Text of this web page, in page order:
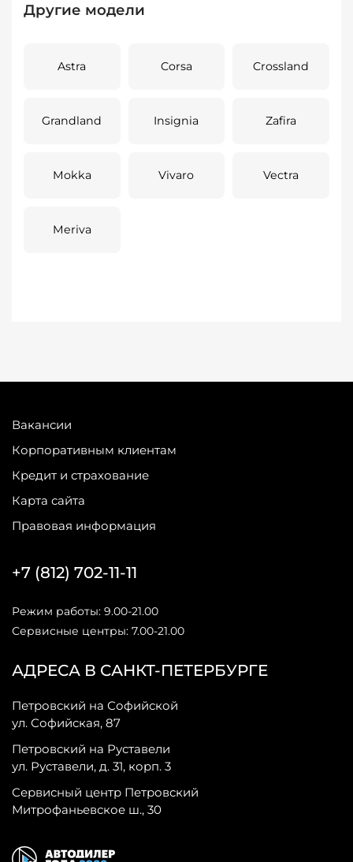
Другие модели
Astra Corsa Crossland
Grandland Insignia Zafira
Mokka Vivaro Vectra
Meriva
Вакансии
Корпоративным клиентам
Кредит и страхование
Карта сайта
Правовая информация
АДРЕСА В САНКТ-ПЕТЕРБУРГЕ
Петровский на Софийской
ул. Софийская, 87
Петровский на Руставели
ул. Руставели, д. 31, корп. 3
Сервисный центр Петровский
Митрофаньевское ш., 30
+7 (812) 702-11-11
Режим работы: 9.00-21.00
Сервисные центры: 7.00-21.00